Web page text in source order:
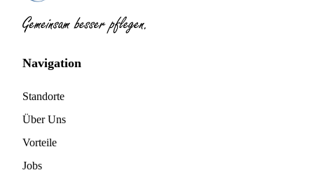
Navigation
Standorte
Über Uns
Vorteile
Jobs